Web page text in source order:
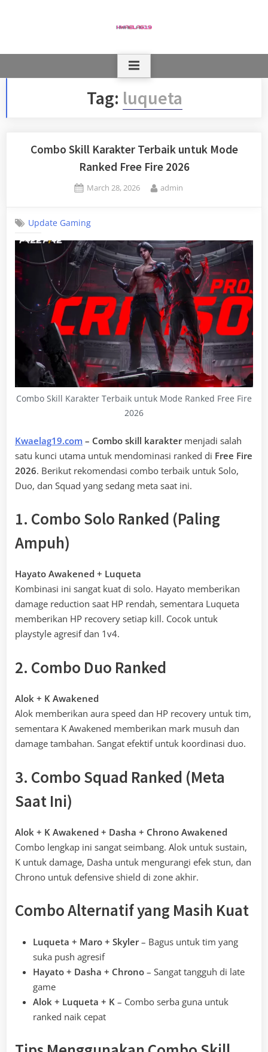
Tag: luqueta
Combo Skill Karakter Terbaik untuk Mode
Ranked Free Fire 2026
Posted
March 28, 2026 By
admin
Update Gaming
Combo Skill Karakter Terbaik untuk Mode Ranked Free Fire
2026
Kwaelag19.com – Combo skill karaktermenjadi salah
satu kunci utama untuk mendominasi ranked di Free Fire
2026. Berikut rekomendasi combo terbaik untuk Solo,
Duo, dan Squad yang sedang meta saat ini.
1. Combo Solo Ranked (Paling
Ampuh)
Hayato Awakened + Luqueta
Kombinasi ini sangat kuat di solo. Hayato memberikan
damage reduction saat HP rendah, sementara Luqueta
memberikan HP recovery setiap kill. Cocok untuk
playstyle agresif dan 1v4.
2. Combo Duo Ranked
Alok + K Awakened
Alok memberikan aura speed dan HP recovery untuk tim,
sementara K Awakened memberikan mark musuh dan
damage tambahan. Sangat efektif untuk koordinasi duo.
3. Combo Squad Ranked (Meta
Saat Ini)
Alok + K Awakened + Dasha + Chrono Awakened
Combo lengkap ini sangat seimbang. Alok untuk sustain,
K untuk damage, Dasha untuk mengurangi efek stun, dan
Chrono untuk defensive shield di zone akhir.
Combo Alternatif yang Masih Kuat
Luqueta + Maro + Skyler– Bagus untuk tim yang
suka push agresif
Hayato + Dasha + Chrono – Sangat tangguh di late
game
Alok + Luqueta + K – Combo serba guna untuk
ranked naik cepat